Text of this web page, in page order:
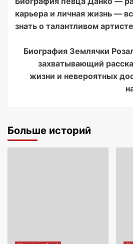
Navigation
карьера и личная жизнь —
знать о талантливом артисте
Биография Землячки
захватывающий
жизни и невероятных
Больше историй